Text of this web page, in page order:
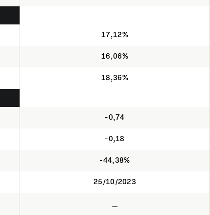
17,12%
16,06%
18,36%
-0,74
-0,18
-44,38%
25/10/2023
—